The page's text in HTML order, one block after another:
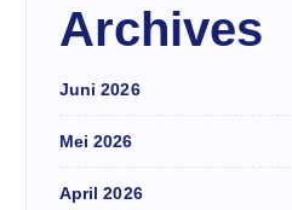
Archives
Juni 2026
Mei 2026
April 2026